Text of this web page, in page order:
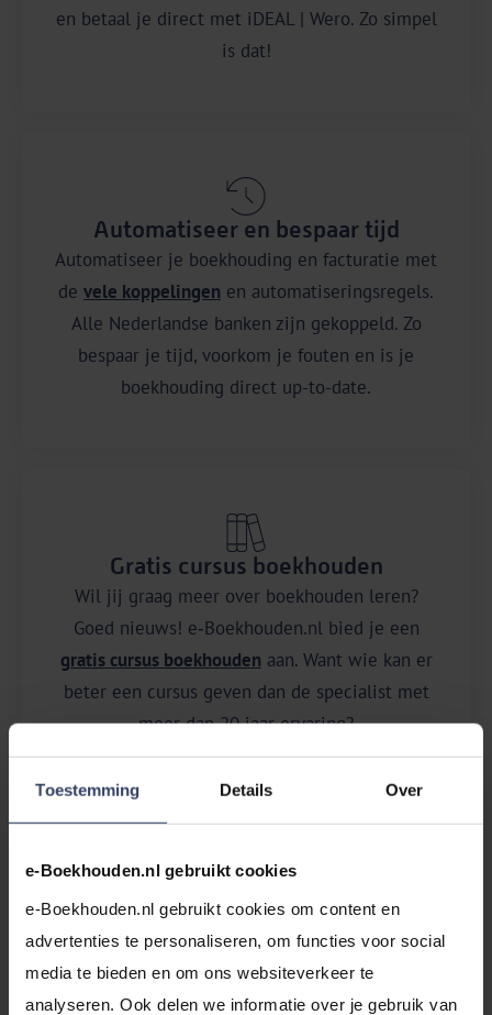
Toestemming Details Over
e-Boekhouden.nl gebruikt cookies
e-Boekhouden.nl gebruikt cookies om content en
advertenties te personaliseren, om functies voor social
media te bieden en om ons websiteverkeer te
analyseren. Ook delen we informatie over je gebruik van
en betaal je direct met iDEAL | Wero. Zo simpel
is dat!
Automatiseer en bespaar tijd
Automatiseer je boekhouding en facturatie met
de vele koppelingen en automatiseringsregels.
Alle Nederlandse banken zijn gekoppeld. Zo
bespaar je tijd, voorkom je fouten en is je
boekhouding direct up-to-date.
Gratis cursus boekhouden
Wil jij graag meer over boekhouden leren?
Goed nieuws! e‑Boekhouden.nl bied je een
gratis cursus boekhouden aan. Want wie kan er
beter een cursus geven dan de specialist met
meer dan 20 jaar ervaring?
Altijd de beste support
Hulp nodig? Een team van razendsnelle en
deskundige experts zit klaar om je direct te
helpen via telefoon, WhatsApp, e-mail of de